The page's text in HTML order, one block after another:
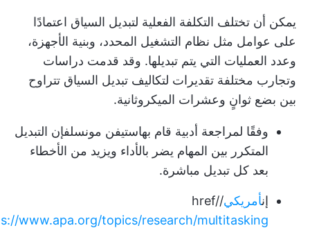
يمكن أن تختلف التكلفة الفعلية لتبديل السياق اعتمادًا
على عوامل مثل نظام التشغيل المحدد، وبنية الأجهزة،
وعدد العمليات التي يتم تبديلها. وقد قدمت دراسات
وتجارب مختلفة تقديرات لتكاليف تبديل السياق تتراوح
بين بضع ثوانٍ وعشرات الميكروثانية.
وفقًا لمراجعة أدبية قام بهاستيفن مونسلفإن التبديل
المتكرر بين المهام يضر بالأداء ويزيد من الأخطاء
بعد كل تبديل مباشرة.
إنأمريكي/href/
www.apa.org/topics/research/multitasking